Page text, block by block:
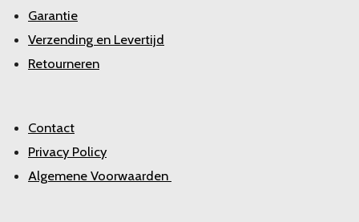
Garantie
Verzending en Levertijd
Retourneren
Contact
Privacy Policy
Algemene Voorwaarden